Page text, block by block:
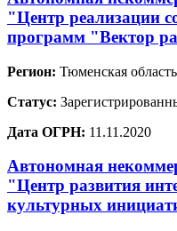
"Центр реализации
программ "Вектор
Регион: Тюменская область
Статус:
Дата ОГРН: 11.11.2020
Автономная
"Центр развития
культурных